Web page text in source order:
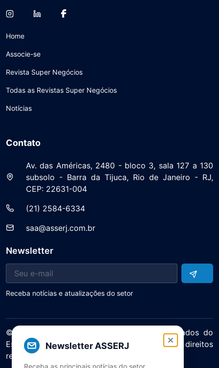
Newsletter ASSERJ
Receba as principais notícias do setor
Home
Associe-se
Revista Super Negócios
Todas as Revistas Super Negócios
Notícias
Contato
Av. das Américas, 2480 - bloco 3, sala 127 a 130
subsolo - Barra da Tijuca, Rio de Janeiro - RJ,
CEP: 22631-004
(21) 2584-6334
saa@asserj.com.br
Newsletter
Receba notícias e atualizações do setor
© 2025 ASERJ – Associação de Supermercados do
Estado do Rio de Janeiro. Todos os direitos
reservados.